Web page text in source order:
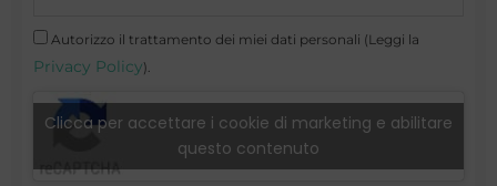
Autorizzo il trattamento dei miei dati personali (Leggi la
Privacy Policy).
Clicca per accettare i cookie di marketing e abilitare
questo contenuto